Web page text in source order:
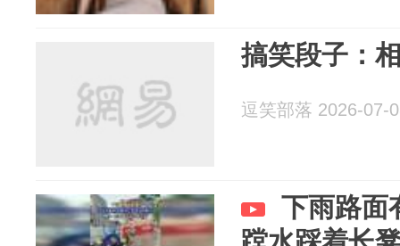
搞笑段子：
逗笑部落 2026-07-
下雨路面